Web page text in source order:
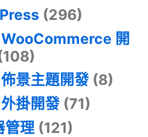
(296)
WooCommerce 開
佈景主題開發(8)
外掛開發(71)
管理(121)